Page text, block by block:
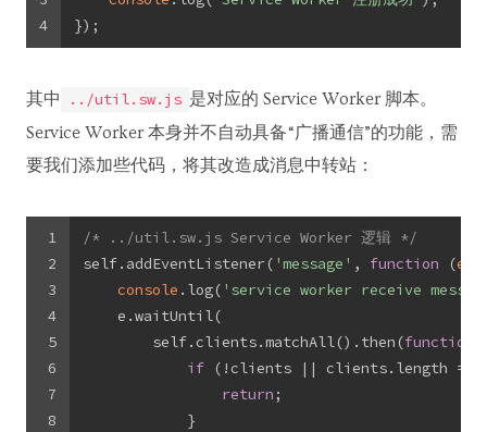
4
});
其中 ../util.sw.js 是对应的 Service Worker 脚本。
Service Worker 本身并不自动具备“广播通信”的功能，需
要我们添加些代码，将其改造成消息中转站：
1
2
3
4
5
6
7
8
/* ../util.sw.js Service Worker 逻辑 */
self.addEventListener( 'message' , function (e
console .log( 'service worker receive
    e.waitUntil(
        self.clients.matchAll().then(
function
if (!clients || clients.length
return ;
            }